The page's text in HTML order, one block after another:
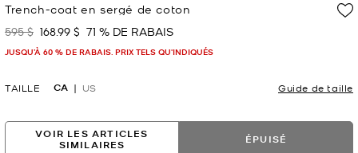
Trench-coat en sergé de coton
était
595 $ maintenant
168.99 $ 71 % DE RABAIS
JUSQU’À 60 % DE RABAIS. PRIX TELS QU'INDIQUÉS
TAILLE CA US Guide de taille
VOIR LES ARTICLES
SIMILAIRES
ÉPUISÉ